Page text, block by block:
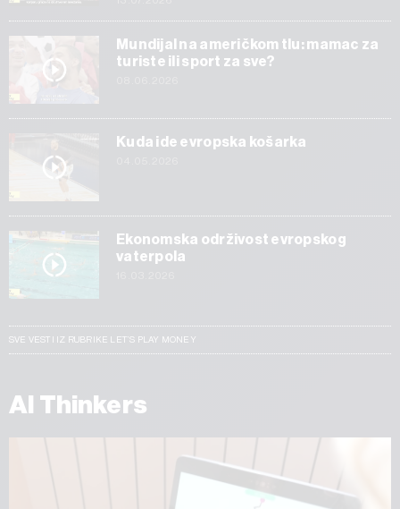
Mundijal na američkom tlu: mamac za
turiste ili sport za sve?
Kuda ide evropska košarka
Ekonomska održivost evropskog
vaterpola
SVE VESTI IZ RUBRIKE LET’S PLAY MONEY
AI Thinkers